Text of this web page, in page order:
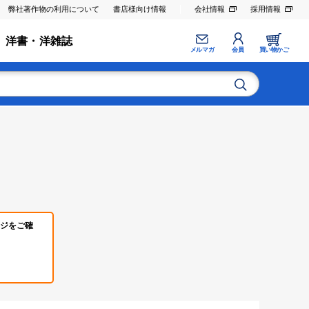
弊社著作物の利用について 書店様向け情報 会社情報 採用情報
洋書・洋雑誌
メルマガ 会員 買い物かご
をご確